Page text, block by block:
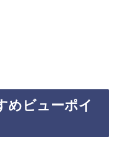
めビューポイ